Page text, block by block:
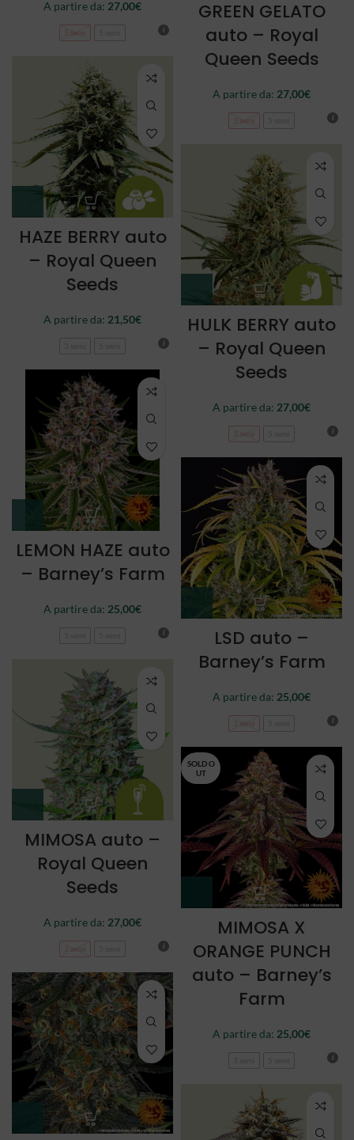
A partire da: 27,00€
3 semi
GREEN GELATO
auto – Royal
Queen Seeds
A partire da: 27,00€
3 semi
HAZE BERRY auto
– Royal Queen
Seeds
A partire da: 21,50€
HULK BERRY auto
– Royal Queen
Seeds
A partire da: 27,00€
3 semi
LEMON HAZE auto
– Barney’s Farm
A partire da: 25,00€
LSD auto –
Barney’s Farm
A partire da: 25,00€
3 semi
MIMOSA auto –
Royal Queen
Seeds
A partire da: 27,00€
3 semi
SOLD O
UT
MIMOSA X
ORANGE PUNCH
auto – Barney’s
Farm
A partire da: 25,00€